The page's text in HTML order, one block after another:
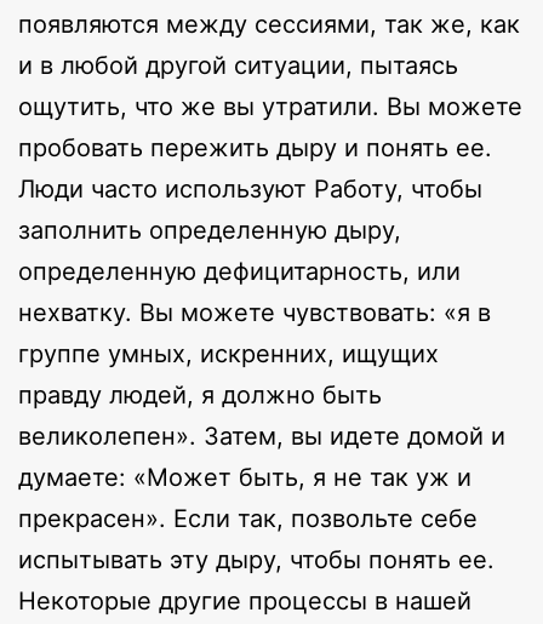
появляются между сессиями, так же, как
и в любой другой ситуации, пытаясь
ощутить, что же вы утратили. Вы можете
пробовать пережить дыру и понять ее.
Люди часто используют Работу, чтобы
заполнить определенную дыру,
определенную дефицитарность, или
нехватку. Вы можете чувствовать: «я в
группе умных, искренних, ищущих
правду людей, я должно быть
великолепен». Затем, вы идете домой и
думаете: «Может быть, я не так уж и
прекрасен». Если так, позвольте себе
испытывать эту дыру, чтобы понять ее.
Некоторые другие процессы в нашей